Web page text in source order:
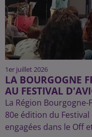
1er juillet 2026
LA BOURGOGNE
AU FESTIVAL
La Région
80e édition du
engagées dans le Off